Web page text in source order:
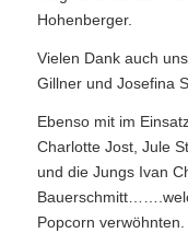
Hohenberger.
Vielen Dank auch
Gillner und Josefina
Ebenso mit im
Charlotte Jost, Jule
und die Jungs Ivan
Popcorn verwöhnten.